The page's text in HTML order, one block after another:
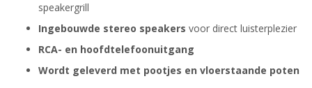
speakergrill
Ingebouwde stereo speakers voor direct luisterplezier
RCA- en hoofdtelefoonuitgang
Wordt geleverd met pootjes en vloerstaande poten